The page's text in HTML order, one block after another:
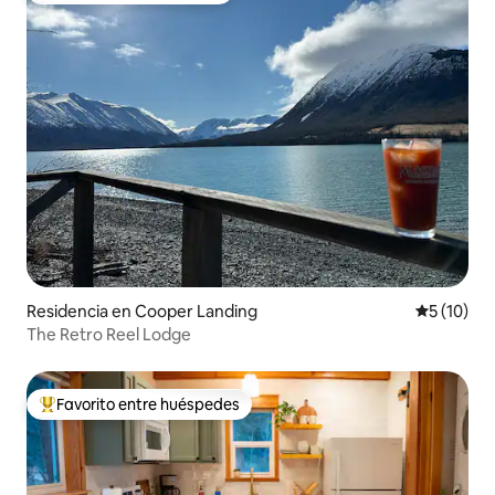
Residencia en Cooper Landing
5 (10)
The Retro Reel Lodge
De los mejores en Favorito entre huéspedes
Favorito entre huéspedes